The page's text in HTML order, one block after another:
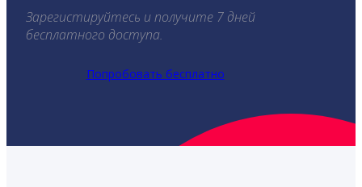
Зарегистируйтесь и получите 7 дней
бесплатного доступа.
Попробовать бесплатно